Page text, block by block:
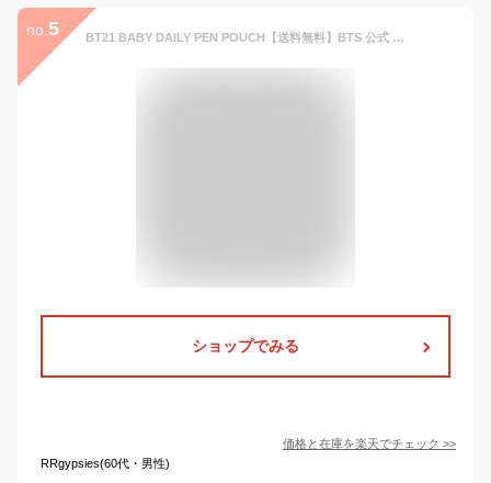
no. 5 BT21 BABY DAILY PEN POUCH【送料無料】BTS 公式 グッズ BT21 韓国 筆箱 ペンケース 防弾少年団 タタ おしゃれ かわいい タタ チミー クッキー シュッキー マン コヤ RJ 筆箱 学校 通学 テテ 文具 サカモト ギフト プレゼント
ショップでみる
価格と在庫を楽天でチェック >>
RRgypsies(60代・男性)